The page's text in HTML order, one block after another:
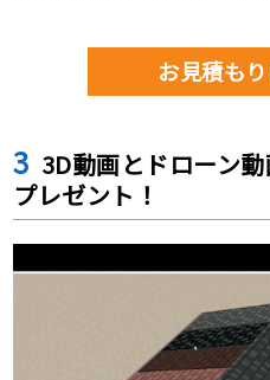
お見積も
3 3D動画とドローン
プレゼント！